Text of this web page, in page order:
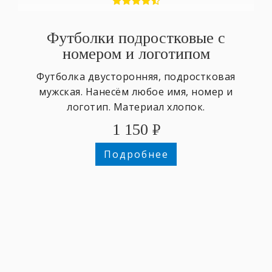
Футболки подростковые с
номером и логотипом
Футболка двусторонняя, подростковая
мужская. Нанесём любое имя, номер и
логотип. Материал хлопок.
1 150 ₽
Подробнее